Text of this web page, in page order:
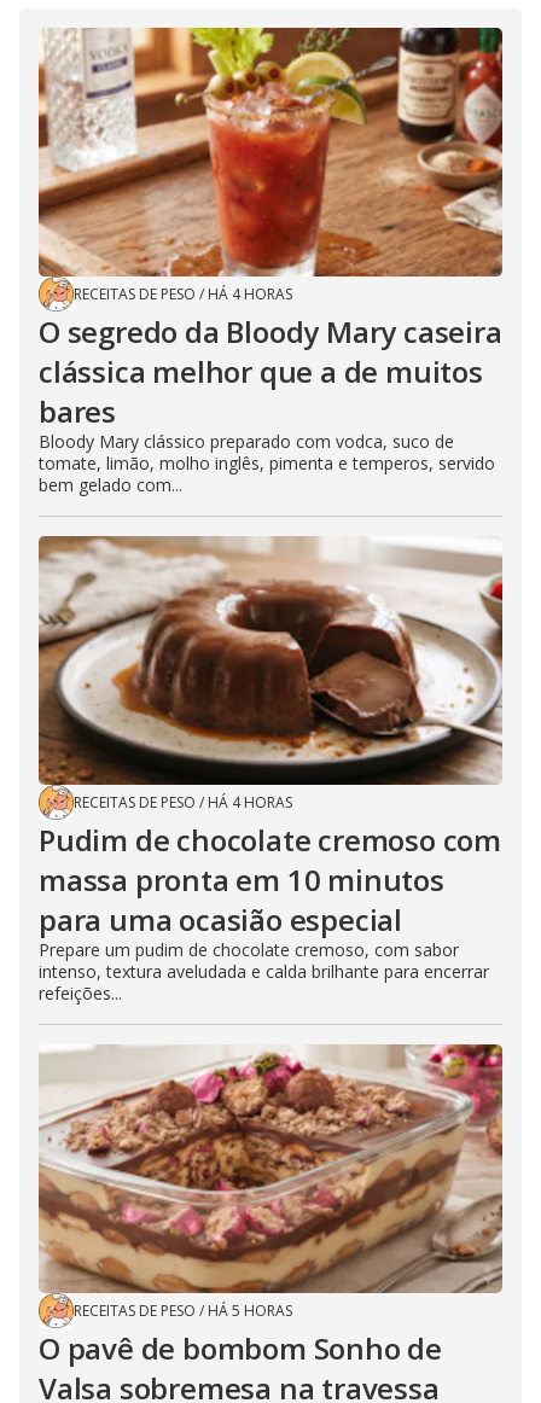
RECEITAS DE PESO / HÁ 4 HORAS
O segredo da Bloody Mary caseira
clássica melhor que a de muitos
bares
Bloody Mary clássico preparado com vodca, suco de
tomate, limão, molho inglês, pimenta e temperos, servido
bem gelado com...
RECEITAS DE PESO / HÁ 4 HORAS
Pudim de chocolate cremoso com
massa pronta em 10 minutos
para uma ocasião especial
Prepare um pudim de chocolate cremoso, com sabor
intenso, textura aveludada e calda brilhante para encerrar
refeições...
RECEITAS DE PESO / HÁ 5 HORAS
O pavê de bombom Sonho de
Valsa sobremesa na travessa